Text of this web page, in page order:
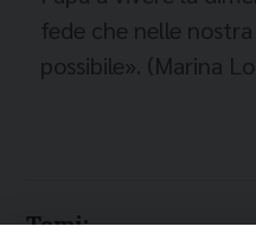
fede che nelle
possibile». (Marina
Temi: